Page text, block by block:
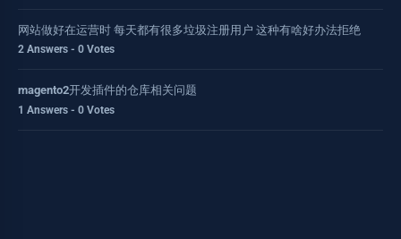
网站做好在运营时 每天都有很多垃圾注册用户 这种有啥好办法拒绝
2 Answers - 0 Votes
magento2开发插件的仓库相关问题
1 Answers - 0 Votes